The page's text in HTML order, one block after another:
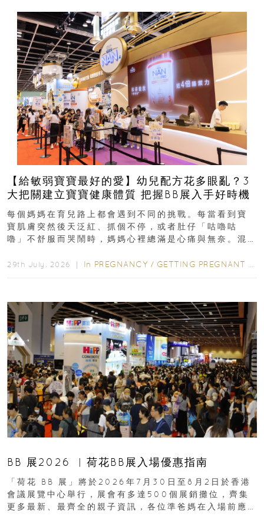
【給敏弱寶寶最好的愛】幼兒配方花多眼亂？3
大把關建立寶寶健康體質 把握BB展入手好時機
每個媽媽在育兒路上都會遇到不同的挑戰。每當看到寶
寶肌膚突然後天泛紅、抓個不停，或者肚仔「咕嚕咕
嚕」不舒服而哭鬧時，媽媽心裡總滿是心痛與無奈。混
29th July, 2026 ｜ In PREGNANCY / GETTING PREGNANT
BB 展2026 ︳荷花BB展入場優惠指南
「荷花 BB 展」將於2026年7月30日至8月2日於香港
會議展覽中心舉行，展會有多達500個展銷攤位，齊集
更多最新、最齊全的親子資訊，各位準爸媽在入場前應